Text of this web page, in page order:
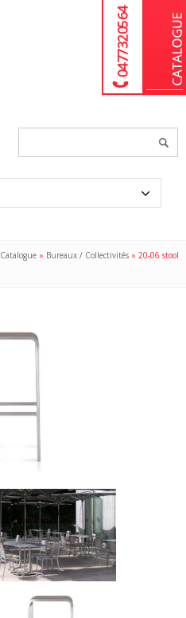
04 77 32 05 64
Catalogue » Bureaux / Collectivités » 20-06 stool